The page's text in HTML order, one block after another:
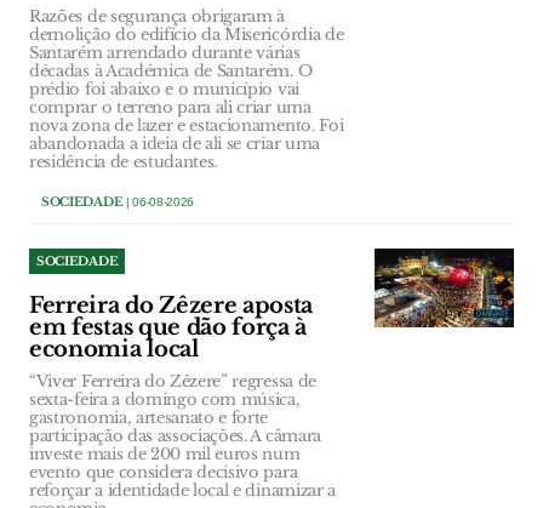
Razões de segurança obrigaram à
demolição do edifício da Misericórdia de
Santarém arrendado durante várias
décadas à Académica de Santarém. O
prédio foi abaixo e o município vai
comprar o terreno para ali criar uma
nova zona de lazer e estacionamento. Foi
abandonada a ideia de ali se criar uma
residência de estudantes.
SOCIEDADE| 06-08-2026
SOCIEDADE
Ferreira do Zêzere aposta
em festas que dão força à
economia local
“Viver Ferreira do Zêzere” regressa de
sexta-feira a domingo com música,
gastronomia, artesanato e forte
participação das associações. A câmara
investe mais de 200 mil euros num
evento que considera decisivo para
reforçar a identidade local e dinamizar a